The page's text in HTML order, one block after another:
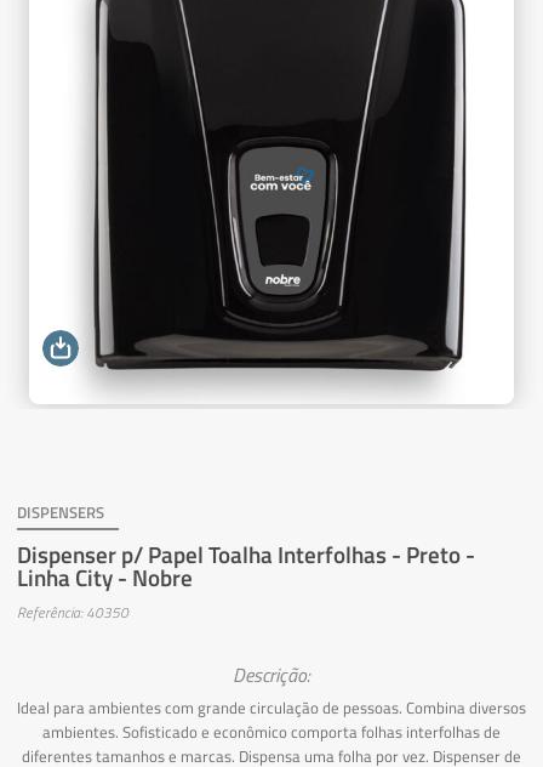
DISPENSERS
Dispenser p/ Papel Toalha Interfolhas - Preto -
Linha City - Nobre
Referência: 40350
Descrição:
Ideal para ambientes com grande circulação de pessoas. Combina diversos
ambientes. Sofisticado e econômico comporta folhas interfolhas de
diferentes tamanhos e marcas. Dispensa uma folha por vez. Dispenser de